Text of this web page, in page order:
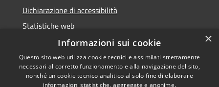
Dichiarazione di accessibilità
Statistiche web
Copyright © 2026 • Comune di
×
Informazioni sui cookie
Questo sito web utilizza cookie tecnici e assimilati strettamente
necessari al corretto funzionamento e alla navigazione del sito,
nonché un cookie tecnico analitico al solo fine di elaborare
informazioni statistiche, aggregate e anonime.